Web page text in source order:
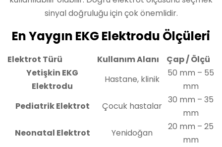
sinyal doğruluğu için çok önemlidir.
En Yaygın EKG Elektrodu Ölçüleri
Elektrot Türü Kullanım Alanı
Çap / Ölçü
Yetişkin EKG
Elektrodu
Hastane, klinik
50 mm – 55
mm
Pediatrik Elektrot
Çocuk hastalar
30 mm – 35
mm
Neonatal Elektrot
Yenidoğan
20 mm – 25
mm